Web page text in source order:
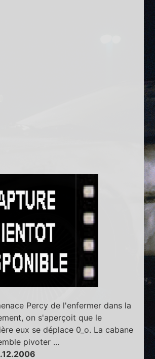
Percy de l'enfermer dans la
on s'aperçoit que le
eux se déplace 0_o. La cabane
pivoter ...